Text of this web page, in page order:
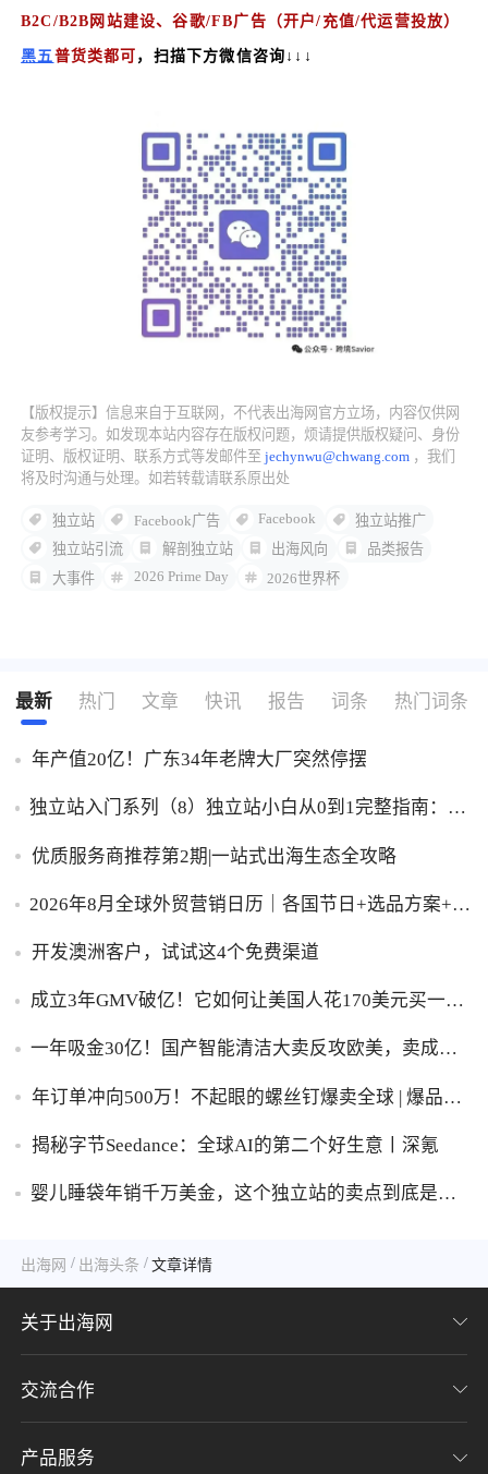
B2C/B2B网站建设、谷歌/FB广告（开户/充值/代运营投放）
黑五 普货类都可 ，扫描下方微信咨询↓↓↓
【版权提示】信息来自于互联网，不代表出海网官方立场，内容仅供网
友参考学习。如发现本站内容存在版权问题，烦请提供版权疑问、身份
证明、版权证明、联系方式等发邮件至jechynwu@chwang.com ，我们
将及时沟通与处理。如若转载请联系原出处
独立站 Facebook广告 Facebook
独立站推广
独立站引流
解剖独立站 出海风向
品类报告
大事件
2026 Prime Day 2026世界杯
最新 热门 文章 快讯 报告 词条 热门词条
年产值20亿！广东34年老牌大厂突然停摆
独立站入门系列（8）独立站小白从0到1完整指南：建
优质服务商推荐第2期|一站式出海生态全攻略
2026年8月全球外贸营销日历｜各国节日+选品方案+实
开发澳洲客户，试试这4个免费渠道
成立3年GMV破亿！它如何让美国人花170美元买一台
一年吸金30亿！国产智能清洁大卖反攻欧美，卖成全
年订单冲向500万！不起眼的螺丝钉爆卖全球 | 爆品洞
揭秘字节Seedance：全球AI的第二个好生意丨深氪
婴儿睡袋年销千万美金，这个独立站的卖点到底是什
出海网 / 出海头条 / 文章详情
关于出海网
关于我们
加入我们
交流合作
联系我们
产品服务